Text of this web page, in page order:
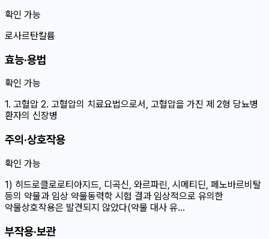
확인 가능
로사르탄칼륨
효능·용법
확인 가능
1. 고혈압 2. 고혈압의 치료요법으로서, 고혈압을 가진 제 2형 당뇨병
환자의 신장병
주의·상호작용
확인 가능
1) 히드로클로로티아지드, 디곡신, 와르파린, 시메티딘, 페노바르비탈
등의 약물과 임상 약물동력학 시험 결과 임상적으로 유의한
약물상호작용은 발견되지 않았다(약물 대사 유…
부작용·보관